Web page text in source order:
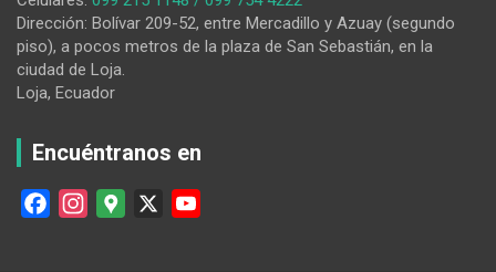
el
clima
y
San
de
la
Dirección: Bolívar 209-52, entre Mercadillo y Azuay (segundo
piso), a pocos metros de la plaza de San Sebastián, en la
ciudad de Loja.
Loja, Ecuador
Encuéntranos en